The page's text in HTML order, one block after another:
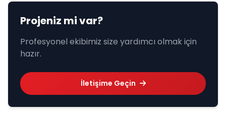
Projeniz mi var?
Profesyonel ekibimiz size yardımcı olmak için
hazır.
İletişime Geçin